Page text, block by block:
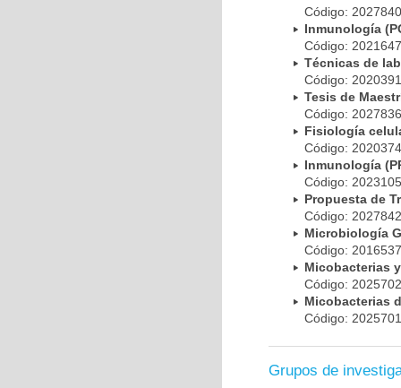
Código:
Inmunología
Código:
Técnicas de
Código:
Tesis de
Código:
Fisiología
Código:
Inmunología
Código:
Propuesta de
Código:
Microbiología
Código:
Micobacterias
Código:
Micobacterias
Código:
Grupos de